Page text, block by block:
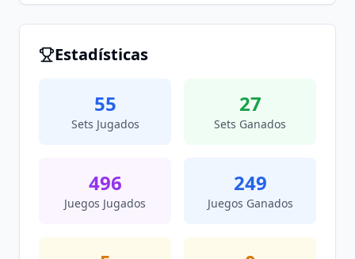
Estadísticas
55
Sets Jugados
27
Sets Ganados
496
Juegos Jugados
249
Juegos Ganados